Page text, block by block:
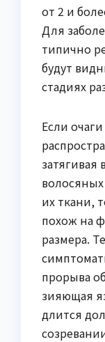
от 2 и
Для
типично
будут
стадиях
Если
затягивая
их ткани,
похож на
размера.
прорыва
зияющая
длится